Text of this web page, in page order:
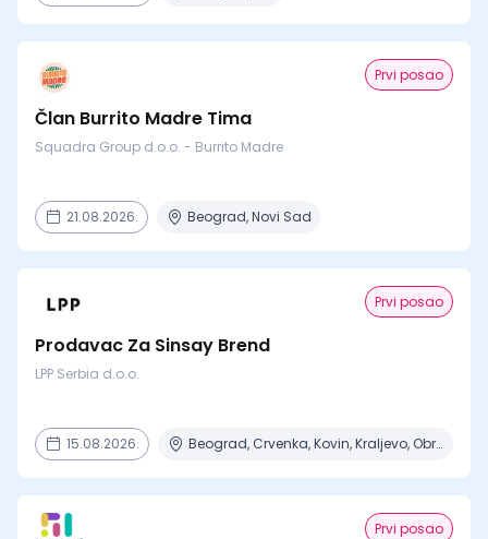
Prvi posao
Član Burrito Madre Tima
Squadra Group d.o.o. - Burrito Madre
21.08.2026. Beograd, Novi Sad
Prvi posao
Prodavac Za Sinsay Brend
LPP Serbia d.o.o.
15.08.2026. Beograd, Crvenka, Kovin, Kraljevo, Obrenovac + 6 mesta
Prvi posao